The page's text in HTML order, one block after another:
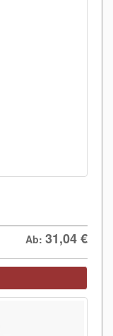
Ab: 31,04€